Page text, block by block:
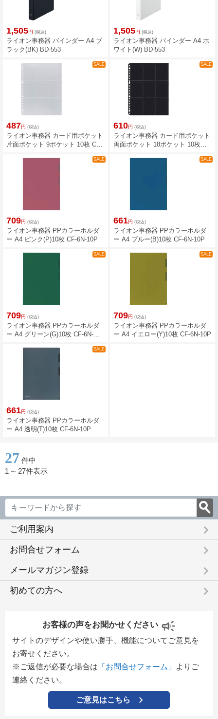
1,505円 (税込)
ライオン事務器 バインダー A4 ブ
ラック(BK) BD-553
1,505円 (税込)
ライオン事務器 バインダー A4 ホ
ワイト(W) BD-553
SALE
487円 (税込)
ライオン事務器 カード用ポケット
片面ポケット 9ポケット 10枚 CP-
SALE
610円 (税込)
ライオン事務器 カード用ポケット
両面ポケット 18ポケット 10枚
SALE
709円 (税込)
ライオン事務器 PPカラーホルダ
ー A4 ピンク(P)10枚 CF-6N-10P
SALE
661円 (税込)
ライオン事務器 PPカラーホルダ
ー A4 ブルー(B)10枚 CF-6N-10P
SALE
709円 (税込)
ライオン事務器 PPカラーホルダ
ー A4 グリーン(G)10枚 CF-6N-
SALE
709円 (税込)
ライオン事務器 PPカラーホルダ
ー A4 イエロー(Y)10枚 CF-6N-10P
SALE
661円 (税込)
ライオン事務器 PPカラーホルダ
ー A4 透明(T)10枚 CF-6N-10P
27 件中
1 ～ 27件表示
ご利用案内 keyboard_arrow_right
お問合せフォーム keyboard_arrow_right
メールマガジン登録 keyboard_arrow_right
初めての方へ keyboard_arrow_right
お客様の声をお聞かせください
サイトのデザインや使い勝手、機能についてご意見を
お寄せください。
※ご返信が必要な場合は 「お問合せフォーム」
よりご
連絡ください。
ご意見はこちら